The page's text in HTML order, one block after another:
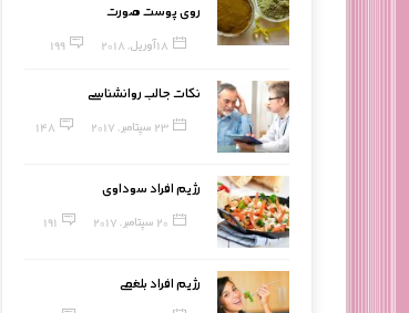
روی پوست صورت
18 آوریل, 2018 199
نکات جالب روانشناسی
23 سپتامبر, 2017 148
رژیم افراد سوداوی
20 سپتامبر, 2017 191
رژیم افراد بلغمی